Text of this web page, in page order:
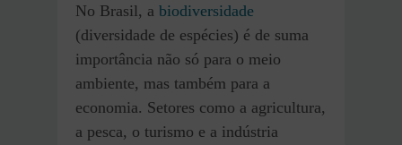
No Brasil, a biodiversidade
(diversidade de espécies) é de suma
importância não só para o meio
ambiente, mas também para a
economia. Setores como a agricultura,
a pesca, o turismo e a indústria